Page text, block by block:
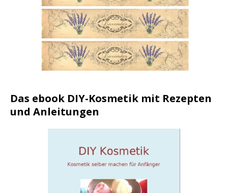
Das ebook DIY-Kosmetik mit Rezepten
und Anleitungen